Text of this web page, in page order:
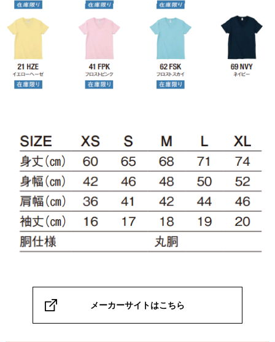
メーカーサイトはこちら